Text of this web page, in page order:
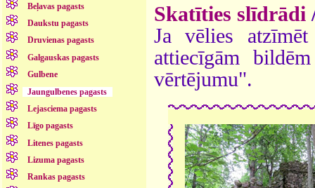
Beļavas pagasts
Daukstu pagasts
Druvienas pagasts
Galgauskas pagasts
Gulbene
Jaungulbenes pagasts
Lejasciema pagasts
Līgo pagasts
Litenes pagasts
Lizuma pagasts
Rankas pagasts
Skatīties slīdrādi
Ja vēlies
attiecīgām
vērtējumu".